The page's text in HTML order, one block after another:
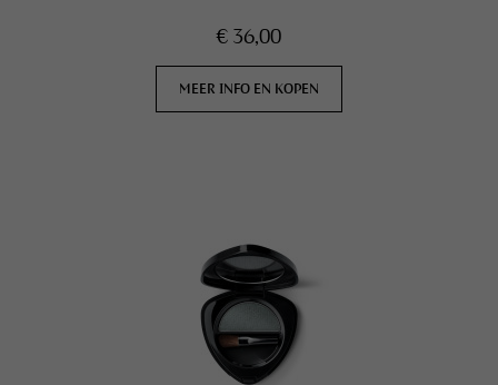
€ 36,00
MEER INFO EN KOPEN